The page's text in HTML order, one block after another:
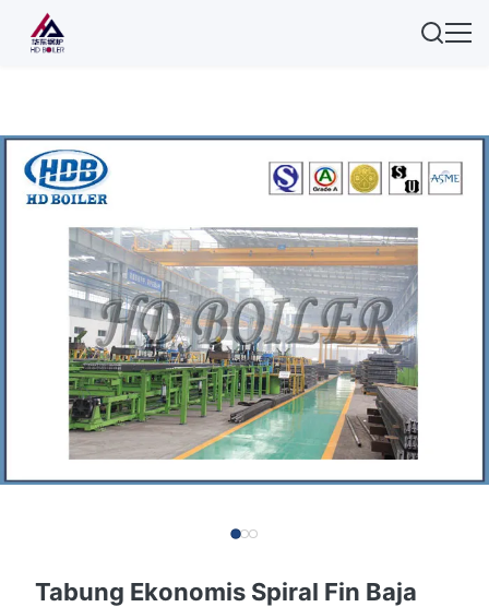
Tabung Ekonomis Spiral Fin Baja